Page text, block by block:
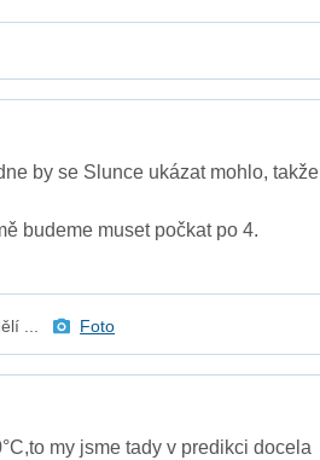
by se Slunce ukázat mohlo, takže
budeme muset počkat po 4.
... Foto
my jsme tady v predikci docela